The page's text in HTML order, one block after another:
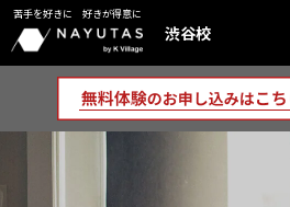
苦手を好きに 好きが得意に
渋谷校